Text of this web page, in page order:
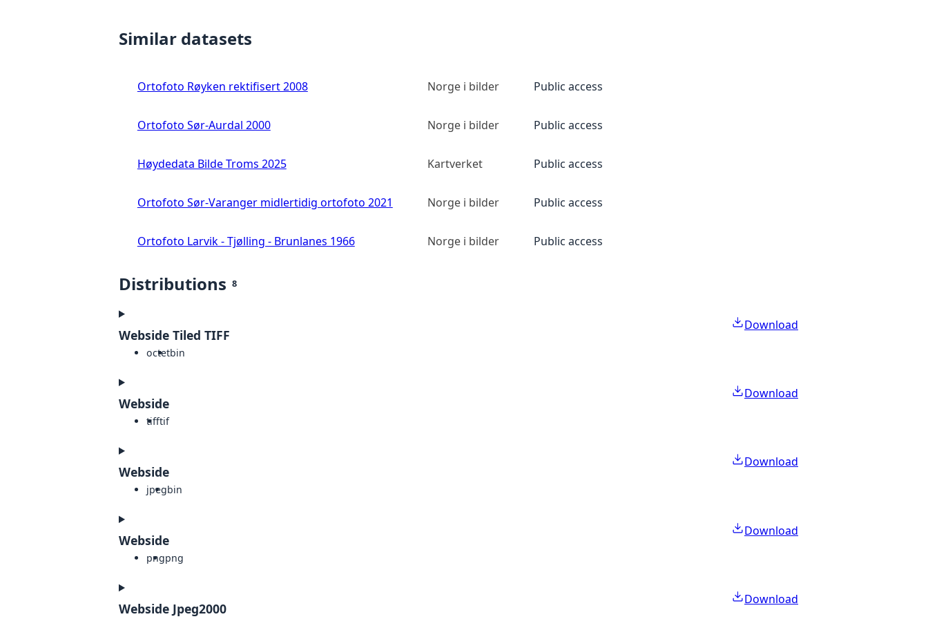
Similar datasets
Ortofoto Røyken rektifisert 2008 Norge i bilder Public access
Ortofoto Sør-Aurdal 2000 Norge i bilder Public access
Høydedata Bilde Troms 2025 Kartverket Public access
Ortofoto Sør-Varanger midlertidig ortofoto 2021 Norge i bilder Public access
Ortofoto Larvik - Tjølling - Brunlanes 1966 Norge i bilder Public access
Distributions 8
Webside Tiled TIFF
octetbin
Download
Webside
tifftif
Download
Webside
jpegbin
Download
Webside
pngpng
Download
Webside Jpeg2000
Download